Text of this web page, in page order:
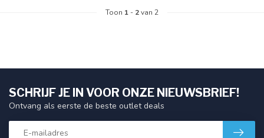
Toon 1 - 2van 2
SCHRIJF JE IN VOOR ONZE NIEUWSBRIEF!
Ontvang als eerste de beste outlet deals